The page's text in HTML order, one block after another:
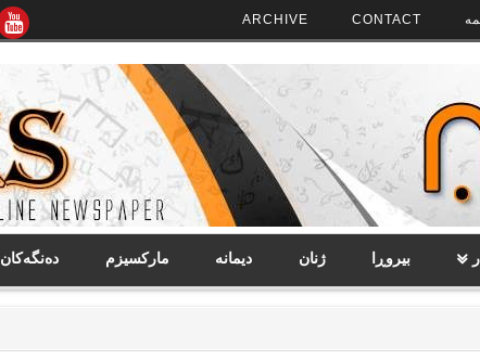
CONTACT
ARCHIVE
بیروڕا ژنان دیمانە مارکسیزم دەنگەکان